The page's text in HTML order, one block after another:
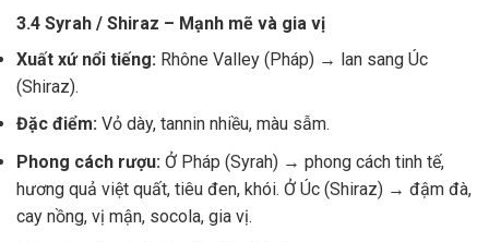
3.4 Syrah / Shiraz – Mạnh mẽ và gia vị
Xuất xứ nổi tiếng: Rhône Valley (Pháp) → lan sang Úc
(Shiraz).
Đặc điểm: Vỏ dày, tannin nhiều, màu sẫm.
Phong cách rượu: Ở Pháp (Syrah) → phong cách tinh tế,
hương quả việt quất, tiêu đen, khói. Ở Úc (Shiraz) → đậm đà,
cay nồng, vị mận, socola, gia vị.